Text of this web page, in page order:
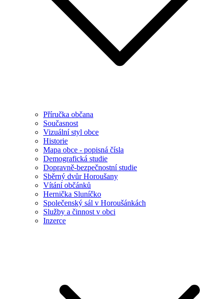
Příručka občana
Současnost
Vizuální styl obce
Historie
Mapa obce - popisná čísla
Demografická studie
Dopravně-bezpečnostní studie
Sběrný dvůr Horoušany
Vítání občánků
Hernička Sluníčko
Společenský sál v Horoušánkách
Služby a činnost v obci
Inzerce